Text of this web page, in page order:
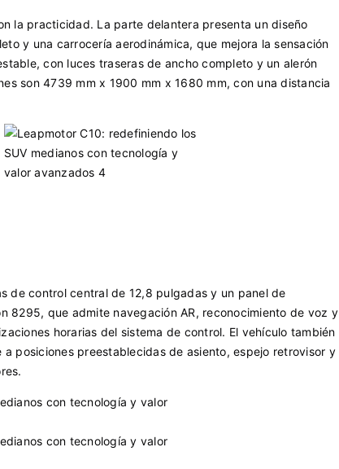
la practicidad. La parte delantera presenta un diseño
y una carrocería aerodinámica, que mejora la sensación
con luces traseras de ancho completo y un alerón
son 4739 mm x 1900 mm x 1680 mm, con una distancia
de control central de 12,8 pulgadas y un panel de
8295, que admite navegación AR, reconocimiento de voz y
horarias del sistema de control. El vehículo también
posiciones preestablecidas de asiento, espejo retrovisor y